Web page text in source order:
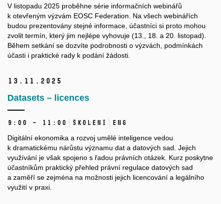
V listopadu 2025 proběhne série informačních webinářů
k otevřeným výzvám EOSC Federation. Na všech webinářích
budou prezentovány stejné informace, účastníci si proto mohou
zvolit termín, který jim nejlépe vyhovuje (13., 18. a 20. listopad).
Během setkání se dozvíte podrobnosti o výzvách, podmínkách
účasti i praktické rady k podání žádosti.
13. 11. 2025
Datasets – licences
9:00 – 11:00 Školení ENG
Digitální ekonomika a rozvoj umělé inteligence vedou
k dramatickému nárůstu významu dat a datových sad. Jejich
využívání je však spojeno s řadou právních otázek. Kurz poskytne
účastníkům praktický přehled právní regulace datových sad
a zaměří se zejména na možnosti jejich licencování a legálního
využití v praxi.